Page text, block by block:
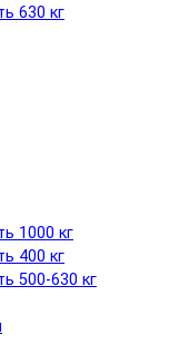
630 кг
1000 кг
400 кг
500-630 кг